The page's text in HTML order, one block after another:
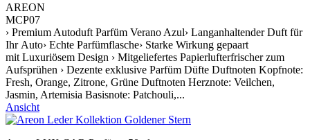
AREON
MCP07
› Premium Autoduft Parfüm Verano Azul› Langanhaltender Duft für
Ihr Auto› Echte Parfümflasche› Starke Wirkung gepaart
mit Luxuriösem Design › Mitgeliefertes Papierlufterfrischer zum
Aufsprühen › Dezente exklusive Parfüm Düfte Duftnoten Kopfnote:
Fresh, Orange, Zitrone, Grüne Duftnoten Herznote: Veilchen,
Jasmin, Artemisia Basisnote: Patchouli,...
Ansicht